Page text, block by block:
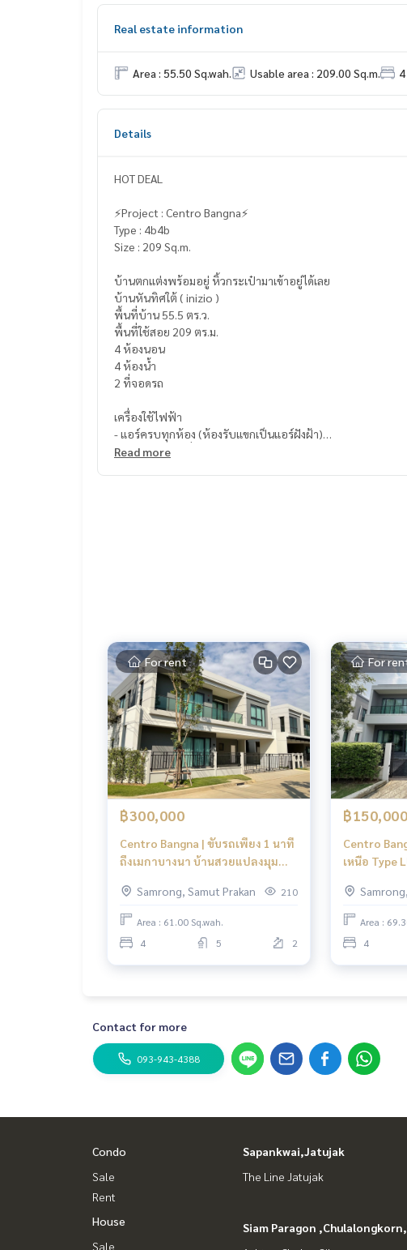
Real estate information
Area : 55.50 Sq.wah. Usable area : 209.00 Sq.m.
Details
HOT DEAL
⚡️Project : Centro Bangna⚡️
Type : 4b4b
Size : 209 Sq.m.
บ้านตกแต่งพร้อมอยู่ หิ้วกระเป๋ามาเข้าอยู่ได้เลย
บ้านหันทิศใต้ ( inizio )
พื้นที่บ้าน 55.5 ตร.ว.
พื้นที่ใช้สอย 209 ตร.ม.
4 ห้องนอน
4 ห้องน้ำ
2 ที่จอดรถ
เครื่องใช้ไฟฟ้า
- แอร์ครบทุกห้อง (ห้องรับแขกเป็นแอร์ฝังฝ้า)
- ทีวี 75นิ้ว ห้องนั่งเล่น
- ทำไฟห้องรับแขก และห้องมาสเตอร์ใหม่ทั้งหมด
- ทุกห้องทำไฟซ่อนรางม่าน
- ห้องครัวบิ้วท์อิน มีเตาแก๊สและเครื่องดูดควันพร้อมใช้งาน
Clubhouse
ฟิตเนส
สระว่ายน้ำระบบเกลือขนาดใหญ่
สระว่ายน้ำเด็ก
พื้นที่สวนสีเขียวขนาดใหญ่ กว่า 5 ไร่
เจ้าหน้าที่รักษาความปลอดภัย 24 ชั่วโมง
ระบบ CCTV ทางเข้า-ออกโครงการ
ระบบ KATSAN สำหรับเข้า-ออกโครงการ
ระบบสัญญาณกันขโมยภายในบ้าน ระบบ Magnetic ทั้งหลัง
----------------------------------------
Tel : 093-943-4388
What App
+6693-943-4388
#Pangs
Read more
For rent
฿300,000
Centro Bangna | ขับรถเพียง 1 นาที
ถึงเมกาบางนา บ้านสวยแปลงมุม
Samrong, Samut Prakan
210
Area : 61.00 Sq.wah.
4
5 2
For
฿150,000
Centro
เหนือ Type
Focus
Area :
4
Contact for more
093-943-4388
Condo
Sale
Rent
House
Sale
Sapankwai,Jatujak
The Line Jatujak
Siam Paragon